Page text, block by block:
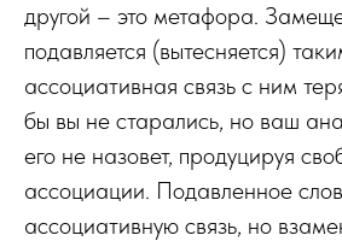
другой – это метафора.
подавляется (вытесняется)
ассоциативная связь с ним
бы вы не старались, но ваш
его не назовет, продуцируя
ассоциации. Подавленное
ассоциативную связь, но